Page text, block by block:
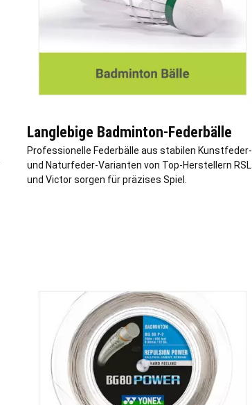
Langlebige Badminton-Federbälle
Professionelle Federbälle aus stabilen Kunstfeder-
und Naturfeder-Varianten von Top-Herstellern RSL
und Victor sorgen für präzises Spiel.